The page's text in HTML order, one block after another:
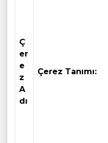
Ç
er
e
z
A
dı
Çerez Tanımı: